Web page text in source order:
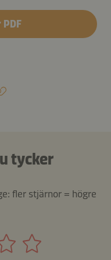
tycker
fler stjärnor = högre